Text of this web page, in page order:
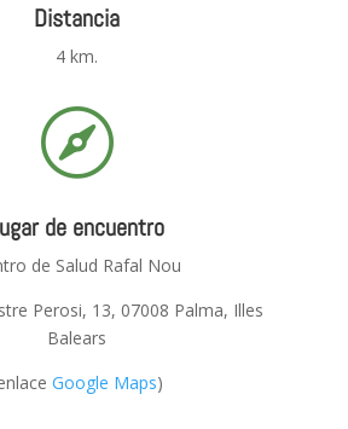
Distancia
4 km.

de encuentro
de Salud Rafal Nou
Perosi, 13, 07008 Palma, Illes
Balears
Google Maps)